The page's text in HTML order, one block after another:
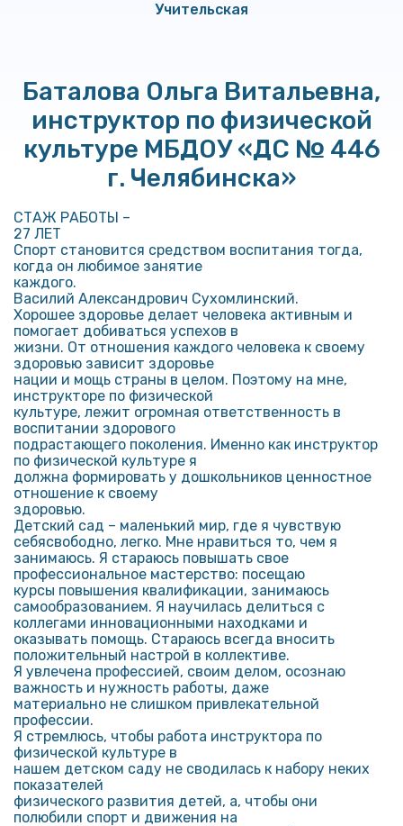
Учительская
Баталова Ольга Витальевна,
инструктор по физической
культуре МБДОУ «ДС № 446
г. Челябинска»
СТАЖ РАБОТЫ –
27 ЛЕТ
Спорт становится средством воспитания тогда,
когда он любимое занятие
каждого.
Василий Александрович Сухомлинский.
Хорошее здоровье делает человека активным и
помогает добиваться успехов в
жизни. От отношения каждого человека к своему
здоровью зависит здоровье
нации и мощь страны в целом. Поэтому на мне,
инструкторе по физической
культуре, лежит огромная ответственность в
воспитании здорового
подрастающего поколения. Именно как инструктор
по физической культуре я
должна формировать у дошкольников ценностное
отношение к своему
здоровью.
Детский сад – маленький мир, где я чувствую
себясвободно, легко. Мне нравиться то, чем я
занимаюсь. Я стараюсь повышать свое
профессиональное мастерство: посещаю
курсы повышения квалификации, занимаюсь
самообразованием. Я научилась делиться с
коллегами инновационными находками и
оказывать помощь. Стараюсь всегда вносить
положительный настрой в коллективе.
Я увлечена профессией, своим делом, осознаю
важность и нужность работы, даже
материально не слишком привлекательной
профессии.
Я стремлюсь, чтобы работа инструктора по
физической культуре в
нашем детском саду не сводилась к набору неких
показателей
физического развития детей, а, чтобы они
полюбили спорт и движения на